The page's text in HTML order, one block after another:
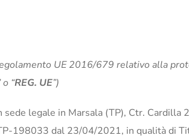
UE 2016/679 relativo alla
o “REG. UE”)
sede legale in Marsala (TP), Ctr. Cardilla
198033 dal 23/04/2021, in qualità di